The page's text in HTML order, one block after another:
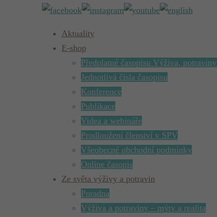
Aktuality
E-shop
Předplatné časopisu Výživa,
Jednotlivá čísla časopisu
Konference
Publikace
Videa a webináře
Prodloužení členství v SPV
Všeobecné obchodní podmínky
Online časopis
Ze světa výživy a potravin
Poradna
Výživa a potraviny – mýty a realita